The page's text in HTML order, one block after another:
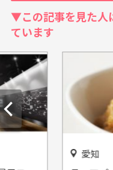
▼この記事を見た人
ています
愛知